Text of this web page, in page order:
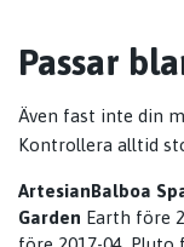
Passar
Även fast inte din
Kontrollera alltid
ArtesianBalboa
Garden Earth före